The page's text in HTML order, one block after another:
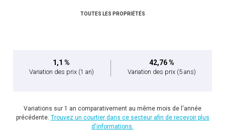
TOUTES LES PROPRIÉTÉS
1,1 %
Variation des prix (1 an)
42,76 %
Variation des prix (5 ans)
Variations sur 1 an comparativement au même mois de l'année
précédente. Trouvez un courtier dans ce secteur afin de recevoir plus
d'informations.